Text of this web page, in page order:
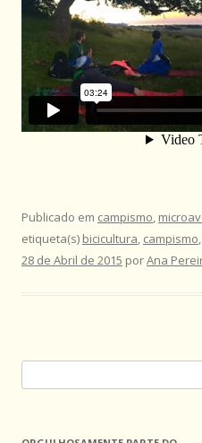
Publicado em campismo,
etiqueta(s) bicicultura, campismo,
28 de Abril de 2015 porAna
por: